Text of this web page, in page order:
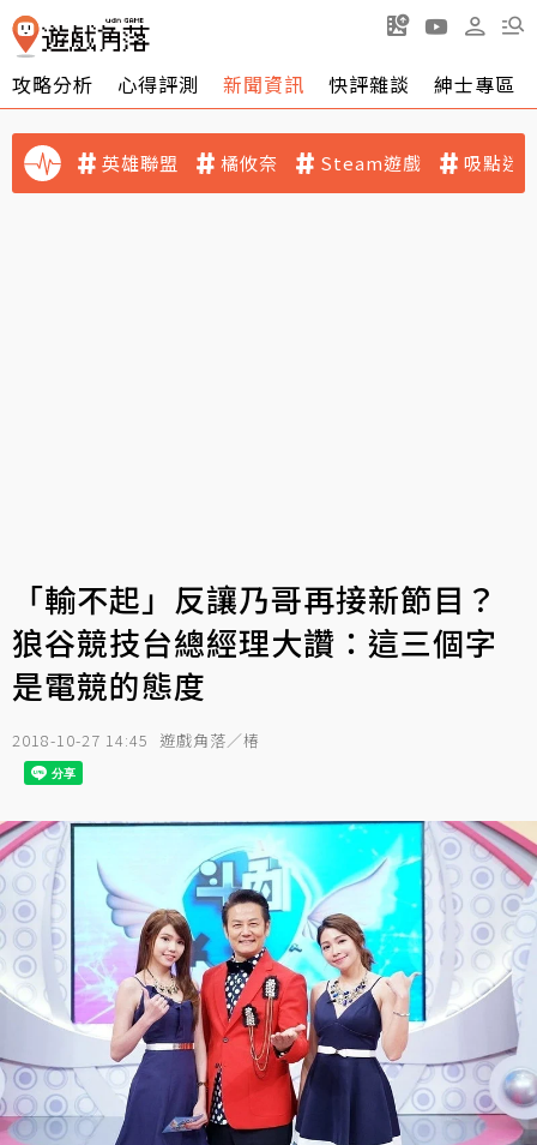
攻略分析 心得評測 新聞資訊 快評雜談 紳士專區
英雄聯盟 橘攸奈 Steam遊戲 吸點迷
「輸不起」反讓乃哥再接新節目？
狼谷競技台總經理大讚：這三個字
是電競的態度
2018-10-27 14:45 遊戲角落／椿